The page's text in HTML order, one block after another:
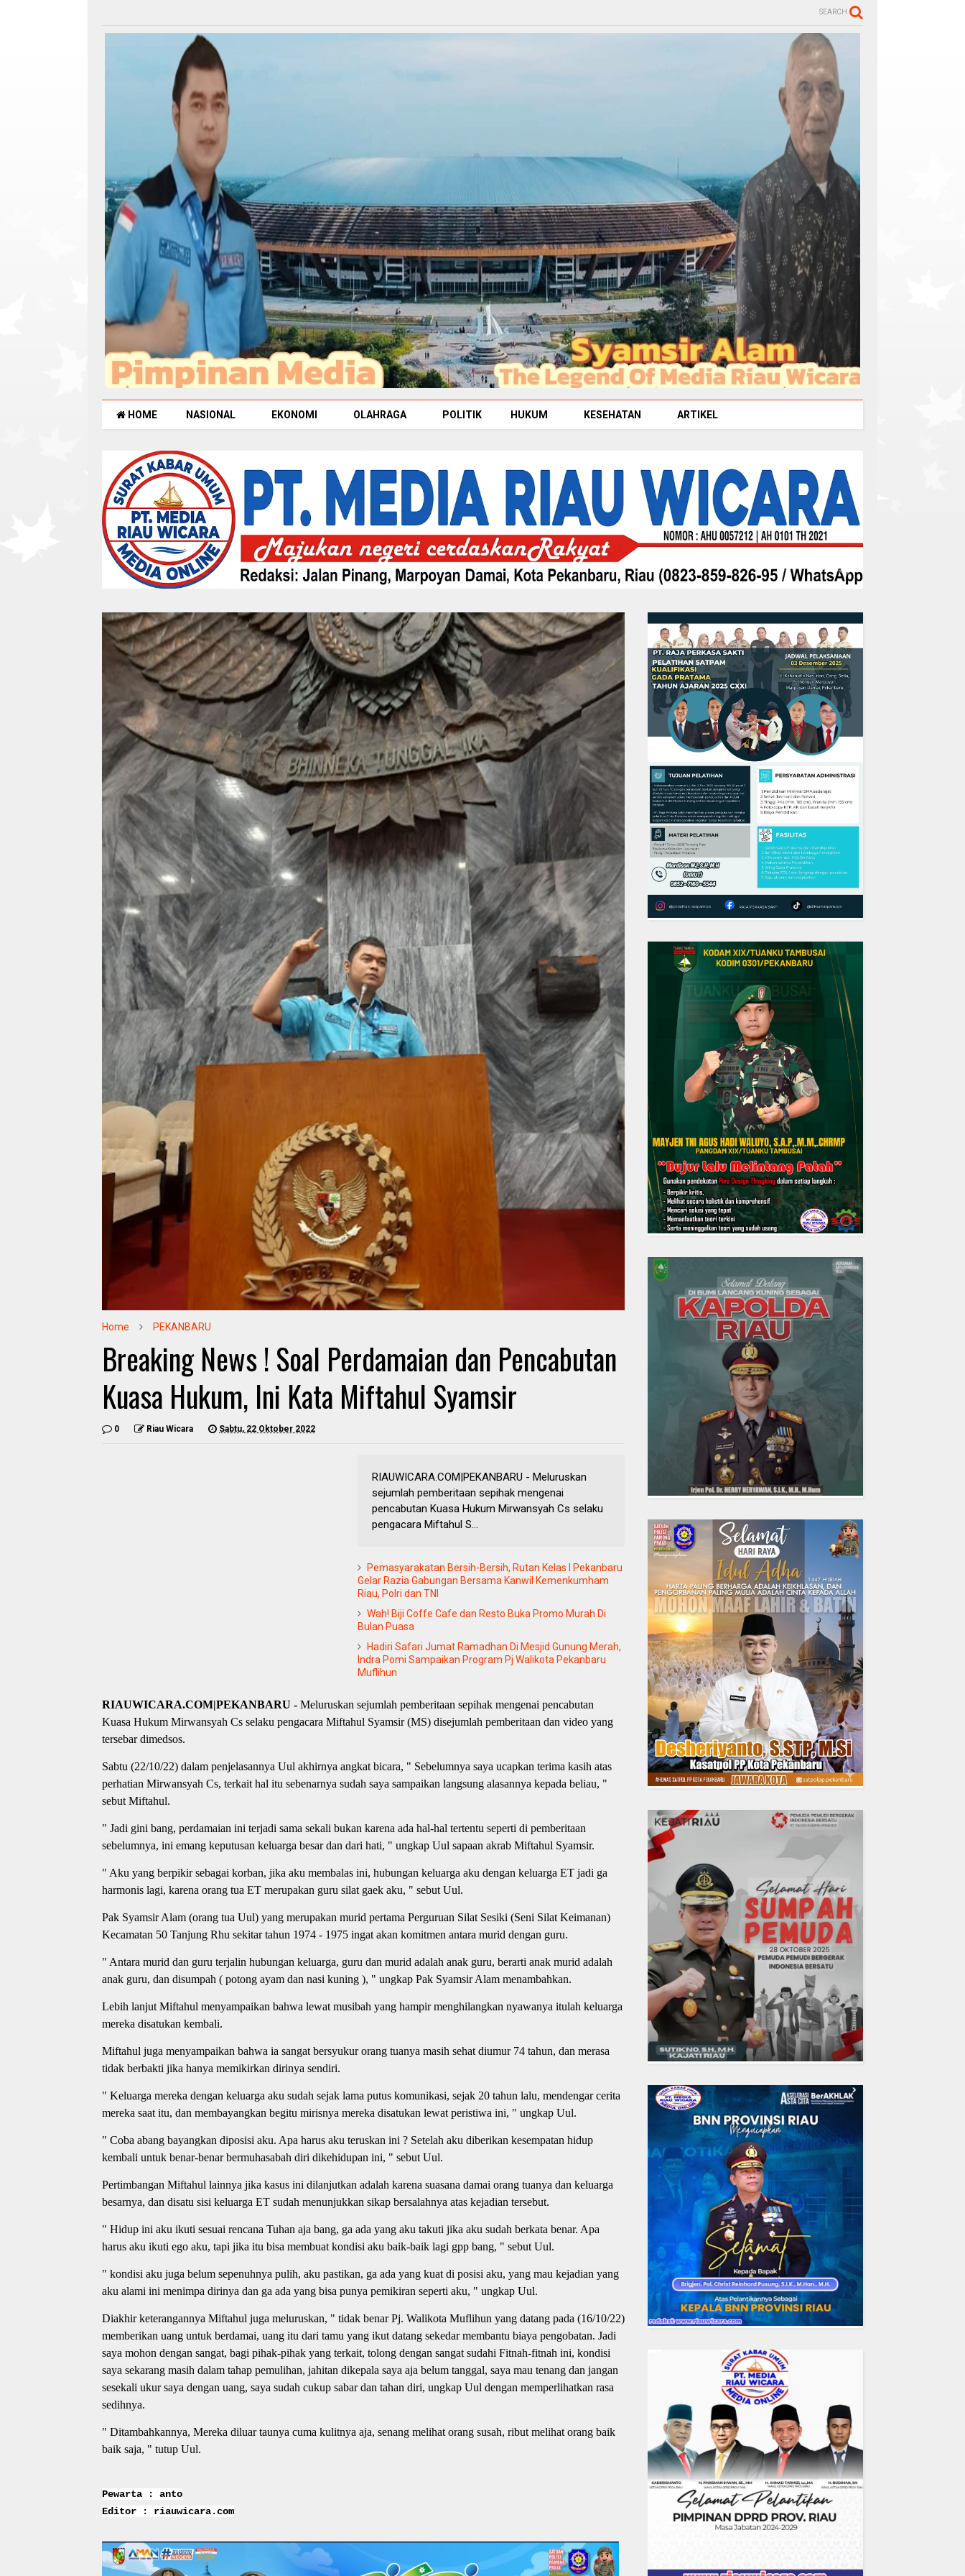
SEARCH
HOME NASIONAL EKONOMI OLAHRAGA POLITIK HUKUM KESEHATAN ARTIKEL
Home PEKANBARU
Breaking News ! Soal Perdamaian dan Pencabutan
Kuasa Hukum, Ini Kata Miftahul Syamsir
0 Riau Wicara Sabtu, 22 Oktober 2022
RIAUWICARA.COM|PEKANBARU - Meluruskan
sejumlah pemberitaan sepihak mengenai
pencabutan Kuasa Hukum Mirwansyah Cs selaku
pengacara Miftahul S...
Pemasyarakatan Bersih-Bersih, Rutan Kelas I Pekanbaru
Gelar Razia Gabungan Bersama Kanwil Kemenkumham
Riau, Polri dan TNI
Wah! Biji Coffe Cafe dan Resto Buka Promo Murah Di
Bulan Puasa
Hadiri Safari Jumat Ramadhan Di Mesjid Gunung Merah,
Indra Pomi Sampaikan Program Pj Walikota Pekanbaru
Muflihun
RIAUWICARA.COM|PEKANBARU - Meluruskan sejumlah pemberitaan sepihak mengenai pencabutan
Kuasa Hukum Mirwansyah Cs selaku pengacara Miftahul Syamsir (MS) disejumlah pemberitaan dan video yang
tersebar dimedsos.
Sabtu (22/10/22) dalam penjelasannya Uul akhirnya angkat bicara, " Sebelumnya saya ucapkan terima kasih atas
perhatian Mirwansyah Cs, terkait hal itu sebenarnya sudah saya sampaikan langsung alasannya kepada beliau, "
sebut Miftahul.
" Jadi gini bang, perdamaian ini terjadi sama sekali bukan karena ada hal-hal tertentu seperti di pemberitaan
sebelumnya, ini emang keputusan keluarga besar dan dari hati, " ungkap Uul sapaan akrab Miftahul Syamsir.
" Aku yang berpikir sebagai korban, jika aku membalas ini, hubungan keluarga aku dengan keluarga ET jadi ga
harmonis lagi, karena orang tua ET merupakan guru silat gaek aku, " sebut Uul.
Pak Syamsir Alam (orang tua Uul) yang merupakan murid pertama Perguruan Silat Sesiki (Seni Silat Keimanan)
Kecamatan 50 Tanjung Rhu sekitar tahun 1974 - 1975 ingat akan komitmen antara murid dengan guru.
" Antara murid dan guru terjalin hubungan keluarga, guru dan murid adalah anak guru, berarti anak murid adalah
anak guru, dan disumpah ( potong ayam dan nasi kuning ), " ungkap Pak Syamsir Alam menambahkan.
Lebih lanjut Miftahul menyampaikan bahwa lewat musibah yang hampir menghilangkan nyawanya itulah keluarga
mereka disatukan kembali.
Miftahul juga menyampaikan bahwa ia sangat bersyukur orang tuanya masih sehat diumur 74 tahun, dan merasa
tidak berbakti jika hanya memikirkan dirinya sendiri.
" Keluarga mereka dengan keluarga aku sudah sejak lama putus komunikasi, sejak 20 tahun lalu, mendengar cerita
mereka saat itu, dan membayangkan begitu mirisnya mereka disatukan lewat peristiwa ini, " ungkap Uul.
" Coba abang bayangkan diposisi aku. Apa harus aku teruskan ini ? Setelah aku diberikan kesempatan hidup
kembali untuk benar-benar bermuhasabah diri dikehidupan ini, " sebut Uul.
Pertimbangan Miftahul lainnya jika kasus ini dilanjutkan adalah karena suasana damai orang tuanya dan keluarga
besarnya, dan disatu sisi keluarga ET sudah menunjukkan sikap bersalahnya atas kejadian tersebut.
" Hidup ini aku ikuti sesuai rencana Tuhan aja bang, ga ada yang aku takuti jika aku sudah berkata benar. Apa
harus aku ikuti ego aku, tapi jika itu bisa membuat kondisi aku baik-baik lagi gpp bang, " sebut Uul.
" kondisi aku juga belum sepenuhnya pulih, aku pastikan, ga ada yang kuat di posisi aku, yang mau kejadian yang
aku alami ini menimpa dirinya dan ga ada yang bisa punya pemikiran seperti aku, " ungkap Uul.
Diakhir keterangannya Miftahul juga meluruskan, " tidak benar Pj. Walikota Muflihun yang datang pada (16/10/22)
memberikan uang untuk berdamai, uang itu dari tamu yang ikut datang sekedar membantu biaya pengobatan. Jadi
saya mohon dengan sangat, bagi pihak-pihak yang terkait, tolong dengan sangat sudahi Fitnah-fitnah ini, kondisi
saya sekarang masih dalam tahap pemulihan, jahitan dikepala saya aja belum tanggal, saya mau tenang dan jangan
sesekali ukur saya dengan uang, saya sudah cukup sabar dan tahan diri, ungkap Uul dengan memperlihatkan rasa
sedihnya.
" Ditambahkannya, Mereka diluar taunya cuma kulitnya aja, senang melihat orang susah, ribut melihat orang baik
baik saja, " tutup Uul.
Pewarta : anto
Editor : riauwicara.com